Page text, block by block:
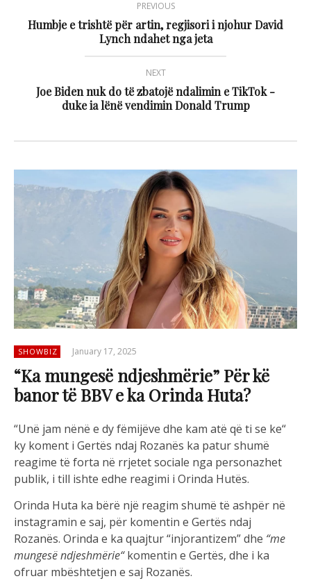
PREVIOUS
Humbje e trishtë për artin, regjisori i njohur David
Lynch ndahet nga jeta
NEXT
Joe Biden nuk do të zbatojë ndalimin e TikTok -
duke ia lënë vendimin Donald Trump
SHOWBIZ January 17, 2025
“Ka mungesë ndjeshmërie” Për kë
banor të BBV e ka Orinda Huta?
“Unë jam nënë e dyfëmijëve dhe kam atë që ti se ke“
ky koment i Gertës ndaj Rozanës ka paturshumë
reagime të forta në rrjetetsociale nga personazhet
publik, i till ishte edhe reagimi i Orinda Hutës.
Orinda Huta ka bërë një reagim shumë të ashpër në
instagramin e saj, për komentin e Gertës ndaj
Rozanës. Orinda e ka quajtur“injorantizem”dhe “me
mungesëndjeshmërie“ komentin e Gertës, dhe i ka
ofruar mbështetjen e saj Rozanës.